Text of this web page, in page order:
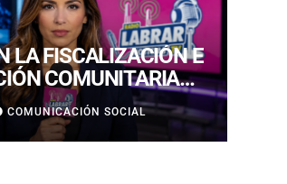
LA FISCALIZACIÓN E
COMUNITARIA
CONJUNTO EN
COMUNICACIÓN SOCIAL